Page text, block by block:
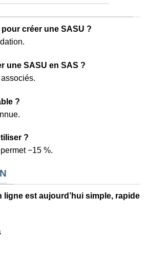
créer une SASU ?
une SASU en SAS ?
?
?
permet −15 %.
ligne est aujourd’hui simple, rapide